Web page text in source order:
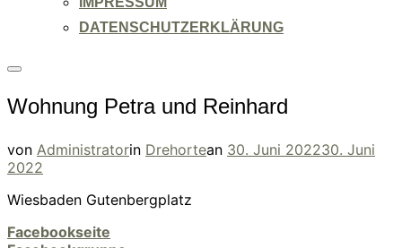
DATENSCHUTZERKLÄRUNG
Seitenleiste
Navigation
umschalten
Wohnung Petra und Reinhard
von Administratorin Drehortean Veröffentlicht
30. Juni 202230. Juni
2022
Wiesbaden Gutenbergplatz
Facebookseite